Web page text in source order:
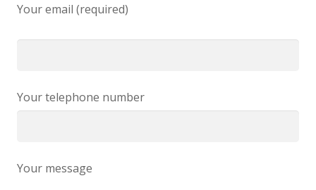
Your email (required)
Your telephone number
Your message